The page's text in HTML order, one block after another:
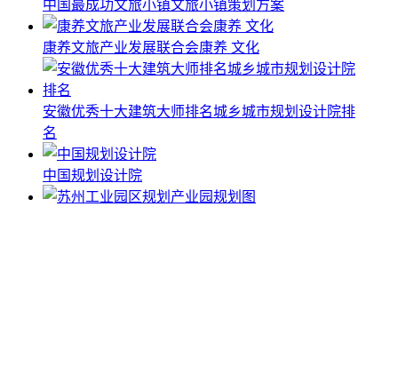
中国最成功文旅小镇文旅小镇策划方案
康养文旅产业发展联合会康养 文化
安徽优秀十大建筑大师排名城乡城市规划设计院排
名
中国规划设计院